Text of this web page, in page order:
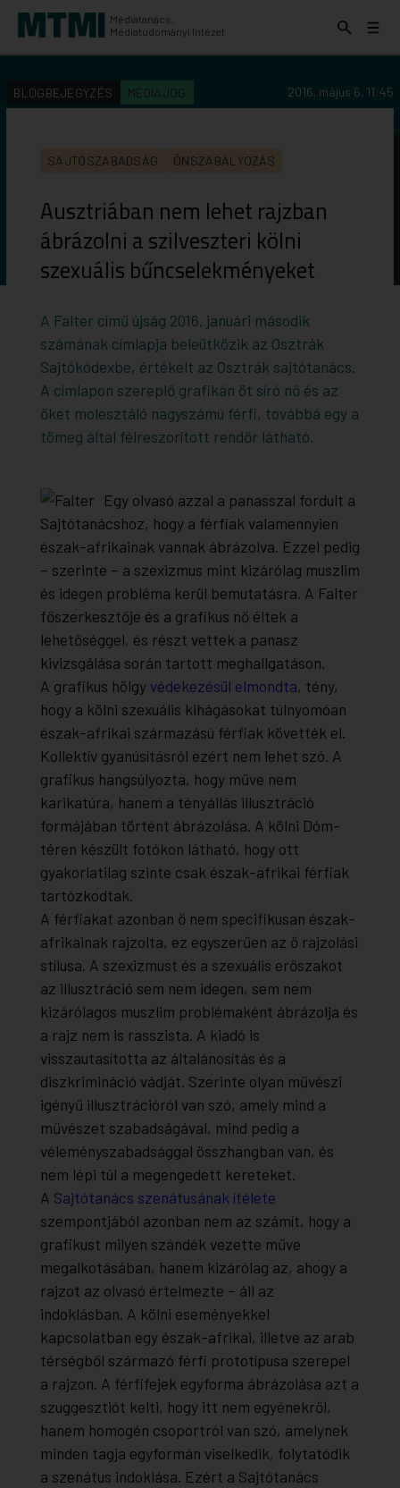
Médiatanács,
Médiatudományi Intézet
KERESÉS AZ INTÉZET ANYAGAI KÖZÖTT
indítása
Keresés
Menü
BLOGBEJEGYZÉS MÉDIAJOG 2016. május 6. 11:45
SAJTÓSZABADSÁG ÖNSZABÁLYOZÁS
Ausztriában nem lehet rajzban
ábrázolni a szilveszteri kölni
szexuális bűncselekményeket
A Falter című újság 2016. januári második
számának címlapja beleütközik az Osztrák
Sajtókódexbe, értékelt az Osztrák sajtótanács.
A címlapon szereplő grafikán öt síró nő és az
őket molesztáló nagyszámú férfi, továbbá egy a
tömeg által félreszorított rendőr látható.
Egy olvasó azzal a panasszal fordult a
Sajtótanácshoz, hogy a férfiak valamennyien
észak-afrikainak vannak ábrázolva. Ezzel pedig
– szerinte – a szexizmus mint kizárólag muszlim
és idegen probléma kerül bemutatásra. A Falter
főszerkesztője és a grafikus nő éltek a
lehetőséggel, és részt vettek a panasz
kivizsgálása során tartott meghallgatáson.
A grafikus hölgy védekezésül elmondta, tény,
hogy a kölni szexuális kihágásokat túlnyomóan
észak-afrikai származású férfiak követték el.
Kollektív gyanúsításról ezért nem lehet szó. A
grafikus hangsúlyozta, hogy műve nem
karikatúra, hanem a tényállás illusztráció
formájában történt ábrázolása. A kölni Dóm-
téren készült fotókon látható, hogy ott
gyakorlatilag szinte csak észak-afrikai férfiak
tartózkodtak.
A férfiakat azonban ő nem specifikusan észak-
afrikainak rajzolta, ez egyszerűen az ő rajzolási
stílusa. A szexizmust és a szexuális erőszakot
az illusztráció sem nem idegen, sem nem
kizárólagos muszlim problémaként ábrázolja és
a rajz nem is rasszista. A kiadó is
visszautasította az általánosítás és a
diszkrimináció vádját. Szerinte olyan művészi
igényű illusztrációról van szó, amely mind a
művészet szabadságával, mind pedig a
véleményszabadsággal összhangban van, és
nem lépi túl a megengedett kereteket.
A Sajtótanács szenátusának ítélete
szempontjából azonban nem az számít, hogy a
grafikust milyen szándék vezette műve
megalkotásában, hanem kizárólag az, ahogy a
rajzot az olvasó értelmezte – áll az
indoklásban. A kölni eseményekkel
kapcsolatban egy észak-afrikai, illetve az arab
térségből származó férfi prototípusa szerepel
a rajzon. A férfifejek egyforma ábrázolása azt a
szuggesztiót kelti, hogy itt nem egyénekről,
hanem homogén csoportról van szó, amelynek
minden tagja egyformán viselkedik, folytatódik
a szenátus indoklása. Ezért a Sajtótanács